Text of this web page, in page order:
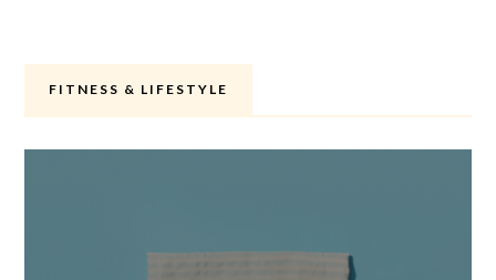
FITNESS & LIFESTYLE